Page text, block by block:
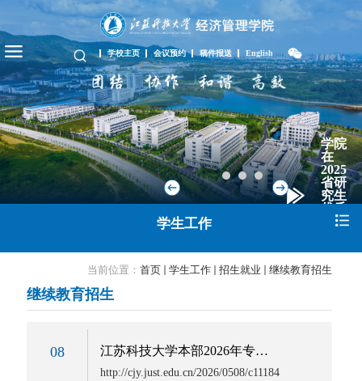
学校主页 会议预约 稿件报送 English
学院
在
2025
省研
究生
优质
教学
学生工作
当前位置： 首页 学生工作 招生就业 继续教育招生
继续教育招生
08 江苏科技大学本部2026年专升本非脱产招生简章
http://cjy.just.edu.cn/2026/0508/c11184a372824/